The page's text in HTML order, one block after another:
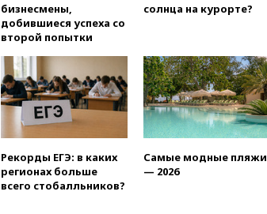
вчера, 17:17
бизнесу
вчера, 16:55Экс-директору
Popcorn Books запросили
четыре года условно
вчера, 16:46ЦБ:
международные резервы
России снизились
вчера, 16:35
бизнесмены,
добившиеся успеха со
второй попытки
солнца на курорте?
Рекорды ЕГЭ: в каких
регионах больше
всего стобалльников?
Самые модные пляжи
— 2026